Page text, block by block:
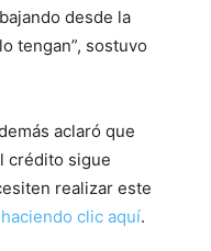
desde la
tengan”, sostuvo
aclaró que
crédito sigue
realizar este
clic aquí.